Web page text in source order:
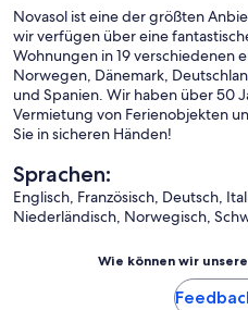
Novasol ist eine der größten
wir verfügen über eine
Wohnungen in 19 verschiedenen
Norwegen, Dänemark,
und Spanien. Wir haben über 50
Vermietung von Ferienobjekten
Sie in sicheren Händen!
Sprachen:
Englisch, Französisch, Deutsch,
Niederländisch, Norwegisch,
Wie können wir